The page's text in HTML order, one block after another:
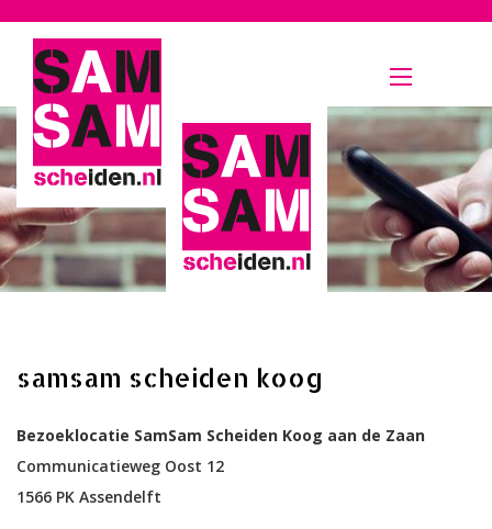
samsam scheiden koog
Bezoeklocatie SamSam Scheiden Koog aan de Zaan
Communicatieweg Oost 12
1566 PK Assendelft